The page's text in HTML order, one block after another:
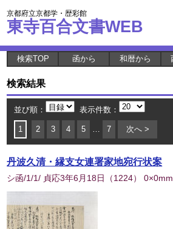
京都府立京都学・歴彩館
東寺百合文書WEB
検索TOP 函から 和暦から
検索結果
並び順： 表示件数：
1 2 3 4 5 … 7 次へ >
丹波久清・縁支女連署家地宛行状案
シ函/1/1/ 貞応3年6月18日 （1224） 0×0mm